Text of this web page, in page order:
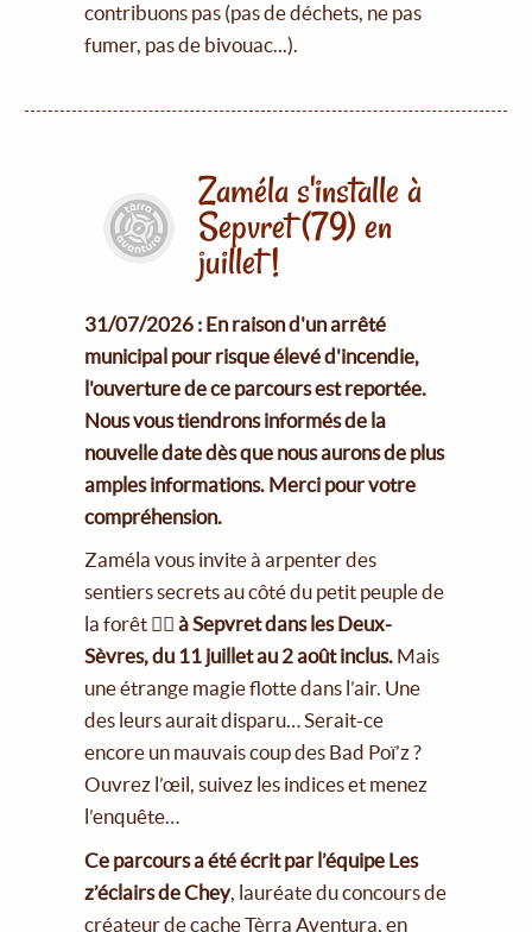
contribuons pas (pas de déchets, ne pas
fumer, pas de bivouac...).
Zaméla s'installe à
Sepvret (79) en
juillet !
31/07/2026 : En raison d'un arrêté
municipal pour risque élevé d'incendie,
l'ouverture de ce parcours est reportée.
Nous vous tiendrons informés de la
nouvelle date dès que nous aurons de plus
amples informations. Merci pour votre
compréhension.
Zaméla vous invite à arpenter des
sentiers secrets au côté du petit peuple de
la forêt 🧚‍♀️ à Sepvret dans les Deux-
Sèvres, du 11 juillet au 2 août inclus. Mais
une étrange magie flotte dans l’air. Une
des leurs aurait disparu… Serait-ce
encore un mauvais coup des Bad Poï’z ?
Ouvrez l’œil, suivez les indices et menez
l’enquête…
Ce parcours a été écrit par l’équipe Les
z’éclairs de Chey, lauréate du concours de
créateur de cache Tèrra Aventura, en